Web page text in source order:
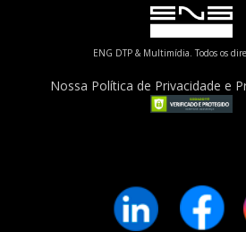
ENG DTP & Multimídia. Todos os
Nossa Política de Privacidade e